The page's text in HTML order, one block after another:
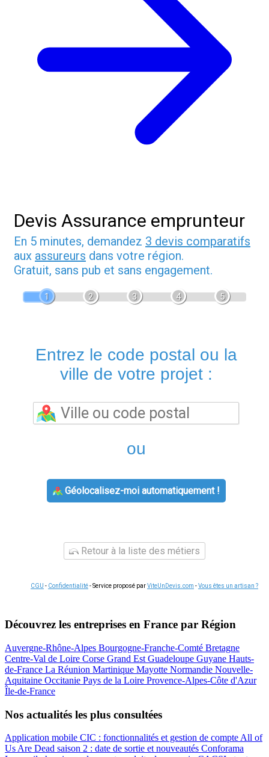
Devis Assurance emprunteur
En 5 minutes, demandez 3 devis comparatifs
aux assureurs dans votre région.
Gratuit, sans pub et sans engagement.
1 2 3 4 5
Entrez le code postal ou la
ville de votre projet :
ou
Géolocalisez-moi automatiquement !
Retour à la liste des métiers
CGU - Confidentialité- Service proposé parViteUnDevis.com -Vous êtes un artisan ?
Découvrez les entreprises en France par Région
Auvergne-Rhône-Alpes Bourgogne-Franche-Comté Bretagne
Centre-Val de Loire Corse Grand Est Guadeloupe Guyane Hauts-
de-France La Réunion Martinique Mayotte Normandie Nouvelle-
Aquitaine Occitanie Pays de la Loire Provence-Alpes-Côte d'Azur
Île-de-France
Nos actualités les plus consultées
Application mobile CIC : fonctionnalités et gestion de compte All of
Us Are Dead saison 2 : date de sortie et nouveautés Conforama